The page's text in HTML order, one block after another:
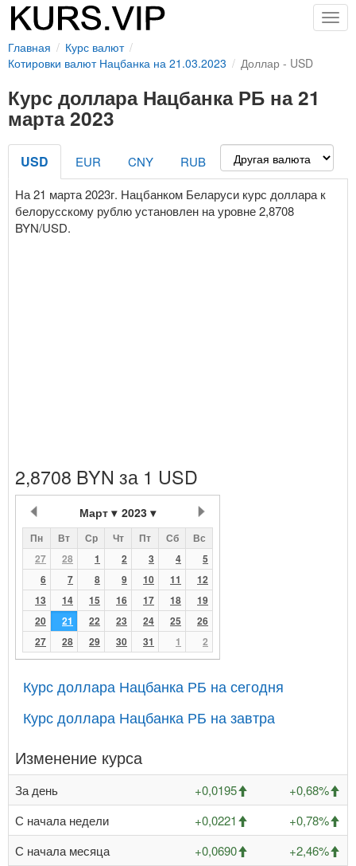
Главная
Курс валют
Котировки валют Нацбанка на 21.03.2023
Доллар - USD
Курс доллара Нацбанка РБ на 21
марта 2023
USD EUR CNY
RUB
На 21 марта 2023г. Нацбанком Беларуси курс доллара к
белорусскому рублю установлен на уровне 2,8708
BYN/USD.
2,8708 BYN за 1 USD
Март 2023
Пн Вт Ср Чт Пт Сб
Вс
27
28 1 2 3 4
5
6
7 8 9 10 11
12
13
14 15 16 17 18
19
20
21 22 23 24 25
26
27
28 29 30 31 1 2
Курс доллара Нацбанка РБ на сегодня
Курс доллара Нацбанка РБ на завтра
Изменение курса
За день +0,0195
+0,68%
С начала недели
+0,0221
+0,78%
С начала месяца
+0,0690
+2,46%